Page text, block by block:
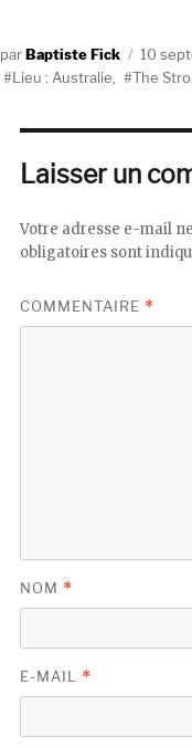
AuteurBaptiste Fick
Publié
le
10
Lieu : Australie
The
Laisser un
Votre adresse e-mail
obligatoires sont
COMMENTAIRE *
NOM *
E-MAIL *